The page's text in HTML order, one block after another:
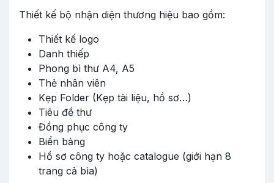
Thiết kế bộ nhận diện thương hiệu bao gồm:
Thiết kế logo
Danh thiếp
Phong bì thư A4, A5
Thẻ nhân viên
Kẹp Folder (Kẹp tài liệu, hồ sơ…)
Tiêu đề thư
Đồng phục công ty
Biển bảng
Hồ sơ công ty hoặc catalogue (giới hạn 8
trang cả bìa)